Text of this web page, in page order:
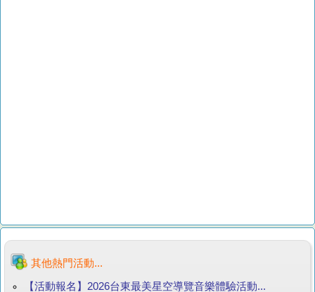
其他熱門活動...
【活動報名】2026台東最美星空導覽音樂體驗活動...